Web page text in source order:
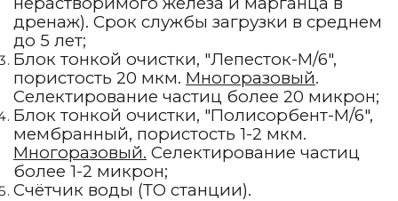
дренаж). Срок службы загрузки в среднем
до 5 лет;
Блок тонкой очистки, "Лепесток-М/6",
пористость 20 мкм. Многоразовый.
Селектирование частиц более 20 микрон;
Блок тонкой очистки, "Полисорбент-М/6",
мембранный, пористость 1-2 мкм.
Многоразовый. Селектирование частиц
более 1-2 микрон;
Счётчик воды (ТО станции).